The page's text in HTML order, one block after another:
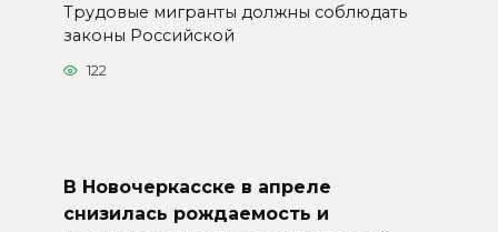
Трудовые мигранты должны соблюдать
законы Российской
122
В Новочеркасске в апреле
снизилась рождаемость и